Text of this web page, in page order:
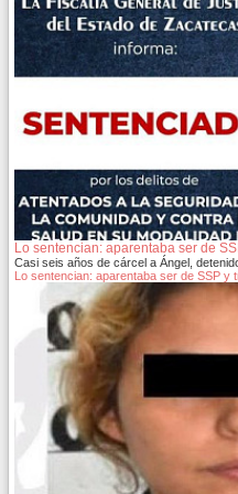
Lo sentencian: aparentaba ser de
Casi seis años de cárcel a Ángel,
Lo sentencian: aparentaba ser de SSP y